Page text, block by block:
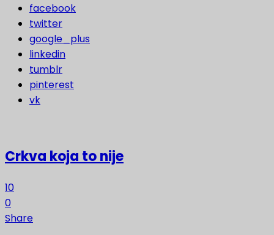
facebook
twitter
google_plus
linkedin
tumblr
pinterest
vk
Crkva koja to nije
10
0
Share